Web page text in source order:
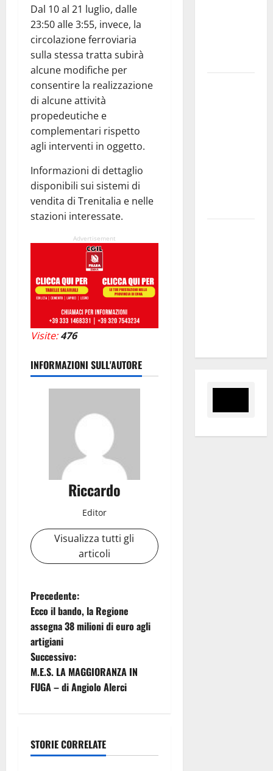
Dal 10 al 21 luglio, dalle
23:50 alle 3:55, invece, la
circolazione ferroviaria
sulla stessa tratta subirà
alcune modifiche per
consentire la realizzazione
di alcune attività
propedeutiche e
complementari rispetto
agli interventi in oggetto.
Informazioni di dettaglio
disponibili sui sistemi di
vendita di Trenitalia e nelle
stazioni interessate.
Advertisement
Visite: 476
INFORMAZIONI SULL'AUTORE
Riccardo
Editor
Visualizza tutti gli
articoli
N
a
v
i
z
Precedente:
Ecco il bando, la Regione
assegna 38 milioni di euro agli
artigiani
Successivo:
M.E.S. LA MAGGIORANZA IN
FUGA – di Angiolo Alerci
STORIE CORRELATE
Trasporti